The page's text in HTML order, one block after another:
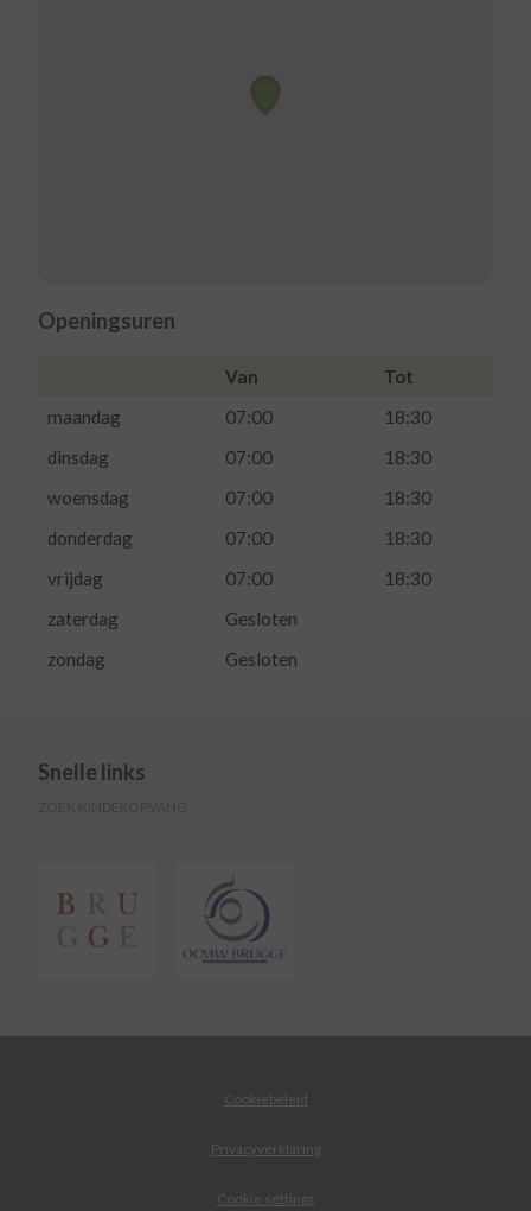
Openingsuren
Van
Tot
maandag
07:00
18:30
dinsdag
07:00
18:30
woensdag
07:00
18:30
donderdag
07:00
18:30
vrijdag
07:00
18:30
zaterdag
Gesloten
zondag
Gesloten
Snelle links
ZOEK KINDEROPVANG
Cookiebeleid
Privacyverklaring
Cookie settings